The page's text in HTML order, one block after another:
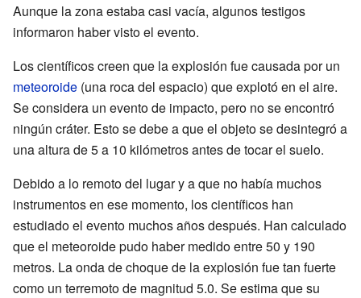
Aunque la zona estaba casi vacía, algunos testigos
informaron haber visto el evento.
Los científicos creen que la explosión fue causada por un
meteoroide (una roca del espacio) que explotó en el aire.
Se considera un evento de impacto, pero no se encontró
ningún cráter. Esto se debe a que el objeto se desintegró a
una altura de 5 a 10 kilómetros antes de tocar el suelo.
Debido a lo remoto del lugar y a que no había muchos
instrumentos en ese momento, los científicos han
estudiado el evento muchos años después. Han calculado
que el meteoroide pudo haber medido entre 50 y 190
metros. La onda de choque de la explosión fue tan fuerte
como un terremoto de magnitud 5.0. Se estima que su